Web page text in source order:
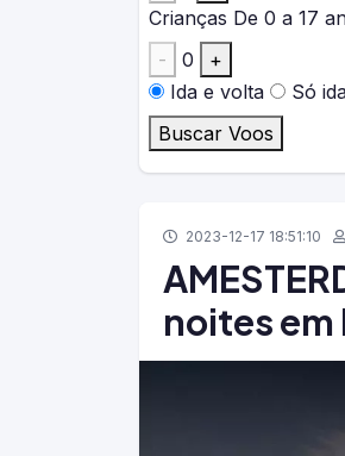
Crianças De 0 a 17
-
0
+
Ida e volta
Só
Buscar Voos
2023-12-17 18:51:10
noites em